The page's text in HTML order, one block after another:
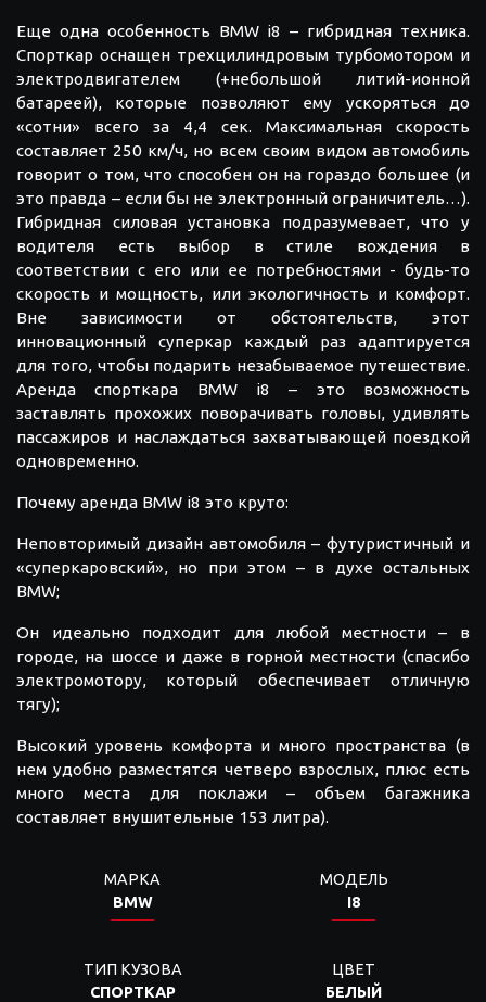
Еще одна особенность BMW i8 – гибридная техника.
Спорткар оснащен трехцилиндровым турбомотором и
электродвигателем (+небольшой литий-ионной
батареей), которые позволяют ему ускоряться до
«сотни» всего за 4,4 сек. Максимальная скорость
составляет 250 км/ч, но всем своим видом автомобиль
говорит о том, что способен он на гораздо большее (и
это правда – если бы не электронный ограничитель…).
Гибридная силовая установка подразумевает, что у
водителя есть выбор в стиле вождения в
соответствии с его или ее потребностями - будь-то
скорость и мощность, или экологичность и комфорт.
Вне зависимости от обстоятельств, этот
инновационный суперкар каждый раз адаптируется
для того, чтобы подарить незабываемое путешествие.
Аренда спорткара BMW i8 – это возможность
заставлять прохожих поворачивать головы, удивлять
пассажиров и наслаждаться захватывающей поездкой
одновременно.
Почему аренда BMW i8 это круто:
Неповторимый дизайн автомобиля – футуристичный и
«суперкаровский», но при этом – в духе остальных
BMW;
Он идеально подходит для любой местности – в
городе, на шоссе и даже в горной местности (спасибо
электромотору, который обеспечивает отличную
тягу);
Высокий уровень комфорта и много пространства (в
нем удобно разместятся четверо взрослых, плюс есть
много места для поклажи – объем багажника
составляет внушительные 153 литра).
МАРКА
BMW
МОДЕЛЬ
I8
ТИП КУЗОВА
СПОРТКАР
ЦВЕТ
БЕЛЫЙ